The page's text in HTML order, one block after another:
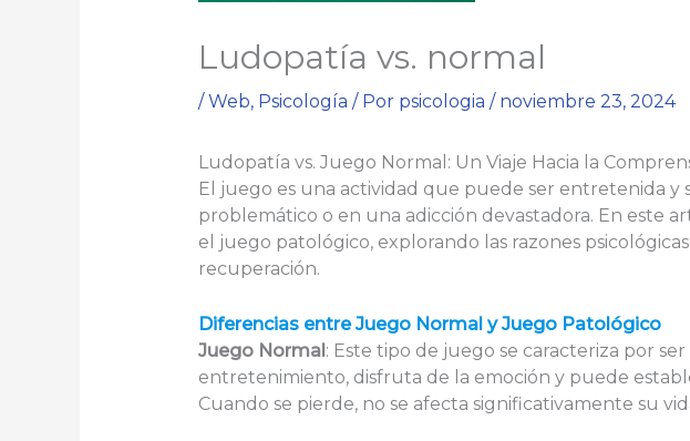
Ludopatía vs. normal
/Web, Psicología / Por psicologia / noviembre 23, 2024
Ludopatía vs. Juego Normal: Un Viaje Hacia la
El juego es una actividad que puede ser entretenida
problemático o en una adicción devastadora. En este
el juego patológico, explorando las razones
recuperación.
Diferencias entre Juego Normal y Juego Patológico
Juego Normal: Este tipo de juego se caracteriza por
entretenimiento, disfruta de la emoción y puede
Cuando se pierde, no se afecta significativamente su